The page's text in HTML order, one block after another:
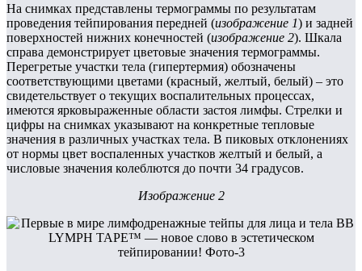
На снимках представлены термограммы по результатам
проведения тейпирования передней (изображение 1) и задней
поверхностей нижних конечностей (изображение 2). Шкала
справа демонстрирует цветовые значения термограммы.
Перегретые участки тела (гипертермия) обозначены
соответствующими цветами (красный, желтый, белый) – это
свидетельствует о текущих воспалительных процессах,
имеются ярковыраженные области застоя лимфы. Стрелки и
цифры на снимках указывают на конкретные тепловые
значения в различных участках тела. В пиковых отклонениях
от нормы цвет воспаленных участков желтый и белый, а
числовые значения колеблются до почти 34 градусов.
Изображение 2